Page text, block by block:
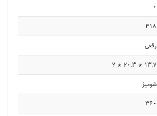
0
418
رقعي
13.7 * 20.3 * 2
شوميز
360